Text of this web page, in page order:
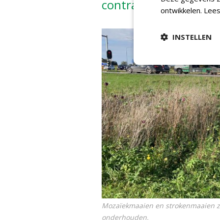
contractwijzigingen
Mozaïekmaaien en strokenmaaien
onderhouden.
ontwikkelen.
INSTELLEN